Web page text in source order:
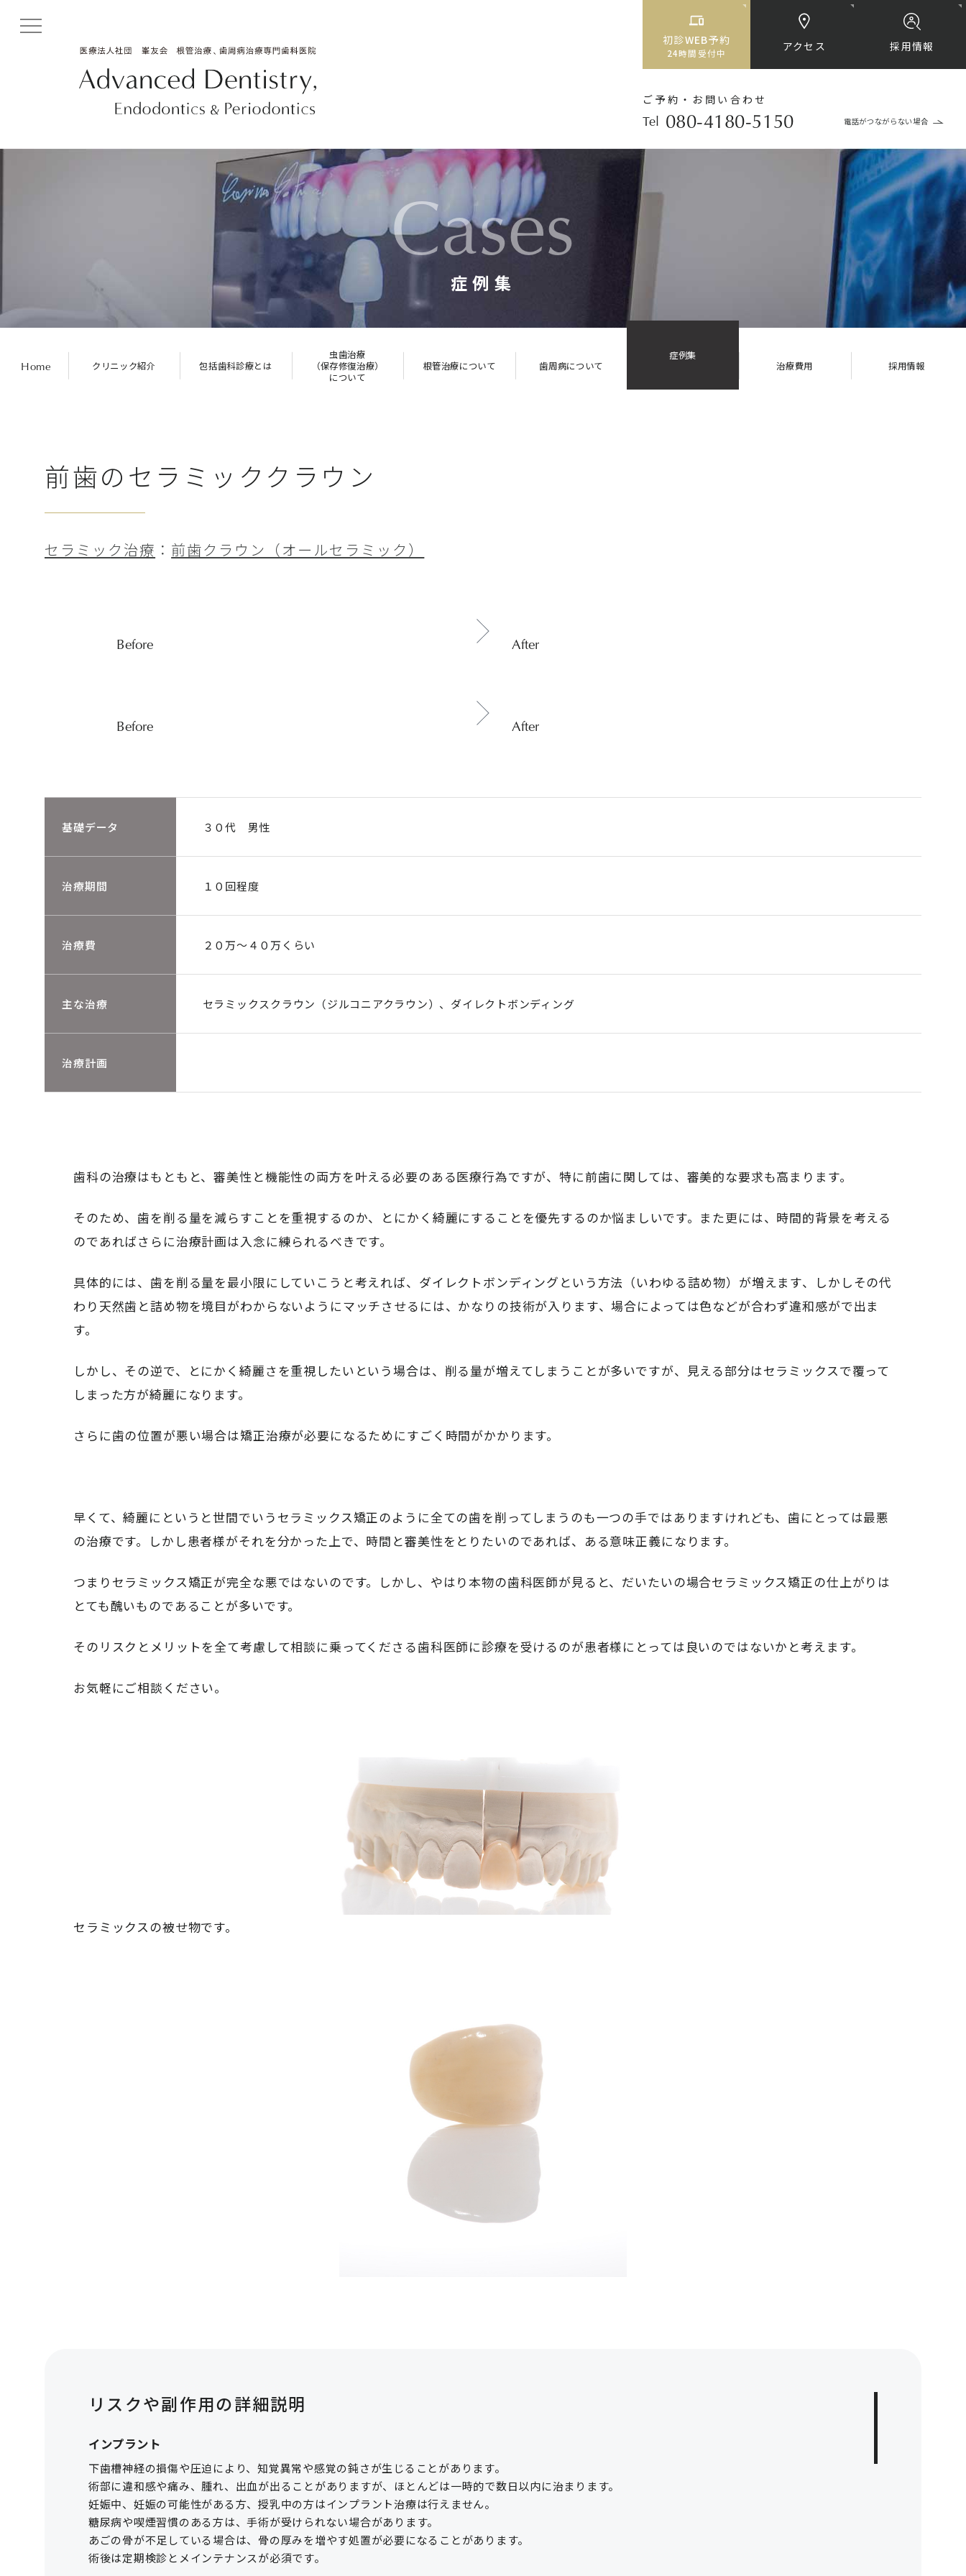
初診WEB予約
24時間受付中 アクセス 採用情報
ご予約・ お問い合わせ
Tel 080-4180-5150 電話がつながらない場合
Cases
症例集
Home クリニック紹介 包括歯科診療とは
虫歯治療
（保存修復治療）
について
根管治療について 歯周病について
症例集
治療費用
採用情報
前歯のセラミッククラウン
セラミック治療 ： 前歯クラウン（オールセラミック）
基礎データ ３０代 男性
治療期間 １０回程度
治療費 ２０万〜４０万くらい
主な治療 セラミックスクラウン（ジルコニアクラウン）、ダイレクトボンディング
治療計画
歯科の治療はもともと、審美性と機能性の両方を叶える必要のある医療行為ですが、特に前歯に関しては、審美的な要求も高まります。
そのため、歯を削る量を減らすことを重視するのか、とにかく綺麗にすることを優先するのか悩ましいです。また更には、時間的背景を考える
のであればさらに治療計画は入念に練られるべきです。
具体的には、歯を削る量を最小限にしていこうと考えれば、ダイレクトボンディングという方法（いわゆる詰め物）が増えます、しかしその代
わり天然歯と詰め物を境目がわからないようにマッチさせるには、かなりの技術が入ります、場合によっては色などが合わず違和感がで出ま
す。
しかし、その逆で、とにかく綺麗さを重視したいという場合は、削る量が増えてしまうことが多いですが、見える部分はセラミックスで覆って
しまった方が綺麗になります。
さらに歯の位置が悪い場合は矯正治療が必要になるためにすごく時間がかかります。
早くて、綺麗にというと世間でいうセラミックス矯正のように全ての歯を削ってしまうのも一つの手ではありますけれども、歯にとっては最悪
の治療です。しかし患者様がそれを分かった上で、時間と審美性をとりたいのであれば、ある意味正義になります。
つまりセラミックス矯正が完全な悪ではないのです。しかし、やはり本物の歯科医師が見ると、だいたいの場合セラミックス矯正の仕上がりは
とても醜いものであることが多いです。
そのリスクとメリットを全て考慮して相談に乗ってくださる歯科医師に診療を受けるのが患者様にとっては良いのではないかと考えます。
お気軽にご相談ください。
セラミックスの被せ物です。
リスクや副作用の詳細説明
インプラント
下歯槽神経の損傷や圧迫により、知覚異常や感覚の鈍さが生じることがあります。
術部に違和感や痛み、腫れ、出血が出ることがありますが、ほとんどは一時的で数日以内に治まります。
妊娠中、妊娠の可能性がある方、授乳中の方はインプラント治療は行えません。
糖尿病や喫煙習慣のある方は、手術が受けられない場合があります。
あごの骨が不足している場合は、骨の厚みを増やす処置が必要になることがあります。
術後は定期検診とメインテナンスが必須です。